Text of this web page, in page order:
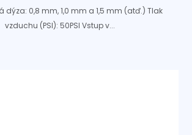
dýza: 0,8 mm, 1,0 mm a 1,5 mm (atď.) Tlak
vzduchu (PSI): 50PSI Vstup v...